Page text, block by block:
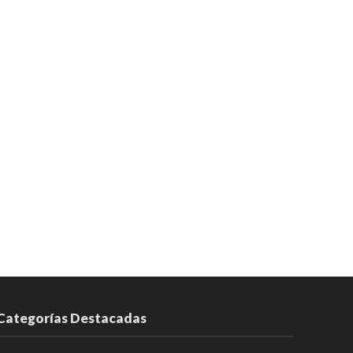
Destacadas